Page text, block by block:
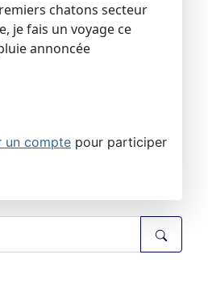
chatons secteur
je fais un voyage ce
annoncée
un compte pour participer